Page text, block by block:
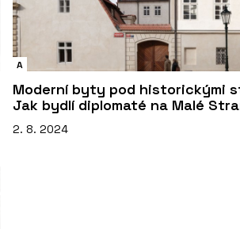
A
Moderní byty pod historickými
Jak bydlí diplomaté na Malé
2. 8. 2024